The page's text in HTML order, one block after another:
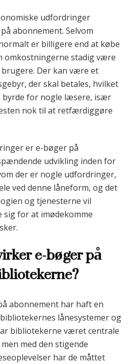
udfordringer
abonnement. Selvom
er billigere end at købe
omkostningerne stadig være
Der kan være et
der skal betales, hvilket
byrde for nogle læsere, især
nok til at retfærdiggøre
er e-bøger på
udvikling inden for
der er nogle udfordringer,
ved denne låneform, og det
og tjenesterne vil
for at imødekomme
e-bøger på
abonnement har haft en
lånesystemer og
bibliotekerne været centrale
med den stigende
har de måttet